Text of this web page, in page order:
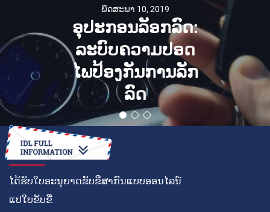
ພຶດສະພາ 10, 2019
ອຸປະກອນລັອກລົດ:
ລະບົບຄວາມປອດ
ໄພປ້ອງກັນການລັກ
ລົດ
ວິທີໃນການ
ໄດ້ຮັບໃບອະນຸຍາດຂັບຂີ່ສາກົນແບບອອນໄລນ໌
ແປໃບຂັບຂີ່